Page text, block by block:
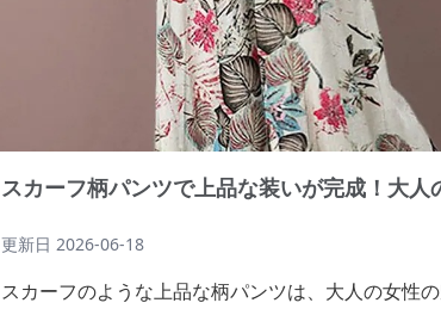
スカーフ柄パンツで上品な装いが完成！大
更新日 2026-06-18
スカーフのような上品な柄パンツは、大人の女性